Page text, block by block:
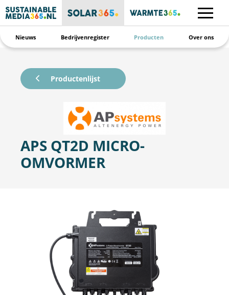
Nieuws Bedrijvenregister Producten Over ons
Productenlijst
APS QT2D MICRO-
OMVORMER